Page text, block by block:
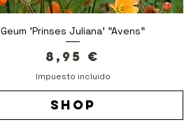
Vista rápida
Geum 'Prinses Juliana' "Avens"
Precio
8,95 €
Impuesto incluido
shop